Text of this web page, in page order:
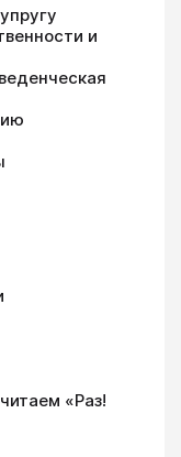
и
«Раз!